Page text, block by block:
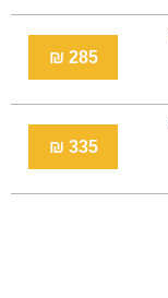
285 ₪
335 ₪